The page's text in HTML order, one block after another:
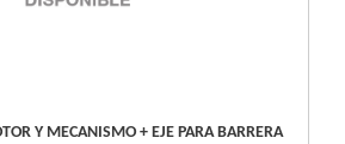
Y MECANISMO + EJE PARA BARRERA